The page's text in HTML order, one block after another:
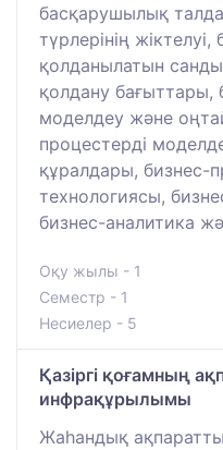
басқарушылық
түрлерінің
қолданылатын
қолдану бағыттары,
моделдеу және
процестерді
құралдары, бизнес-
технологиясы,
бизнес-аналитика
Оқу жылы - 1
Семестр - 1
Несиелер - 5
Қазіргі қоғамның
инфрақұрылымы
Жаһандық